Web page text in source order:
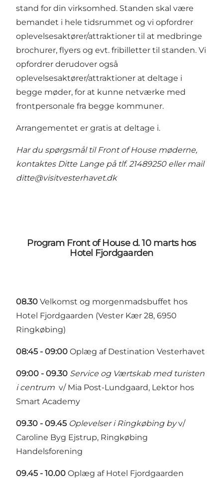
stand for din virksomhed. Standen skal være
bemandet i hele tidsrummet og vi opfordrer
oplevelsesaktører/attraktioner til at medbringe
brochurer, flyers og evt. fribilletter til standen. Vi
opfordrer derudover også
oplevelsesaktører/attraktioner at deltage i
begge møder, for at kunne netværke med
frontpersonale fra begge kommuner.
Arrangementet er gratis at deltage i.
Har du spørgsmål til Front of House møderne,
kontaktes Ditte Lange på tlf. 21489250 eller mail
ditte@visitvesterhavet.dk
Program Front of House d. 10 marts hos
Hotel Fjordgaarden
08.30 Velkomst og morgenmadsbuffet hos
Hotel Fjordgaarden (Vester Kær 28, 6950
Ringkøbing)
08:45 - 09:00 Oplæg af Destination Vesterhavet
09:00 - 09.30 Service og Værtskab med turisten
i centrum v/ Mia Post-Lundgaard, Lektor hos
Smart Academy
09.30 - 09.45 Oplevelser i Ringkøbing byv/
Caroline Byg Ejstrup, Ringkøbing
Handelsforening
09.45 - 10.00 Oplæg af Hotel Fjordgaarden